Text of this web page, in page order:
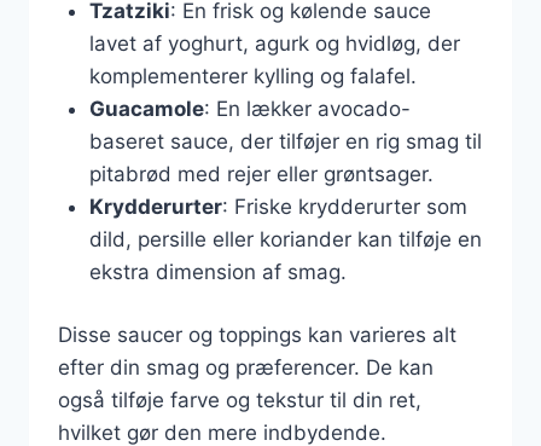
Tzatziki: En frisk og kølende sauce
lavet af yoghurt, agurk og hvidløg, der
komplementerer kylling og falafel.
Guacamole: En lækker avocado-
baseret sauce, der tilføjer en rig smag til
pitabrød med rejer eller grøntsager.
Krydderurter: Friske krydderurter som
dild, persille eller koriander kan tilføje en
ekstra dimension af smag.
Disse saucer og toppings kan varieres alt
efter din smag og præferencer. De kan
også tilføje farve og tekstur til din ret,
hvilket gør den mere indbydende.